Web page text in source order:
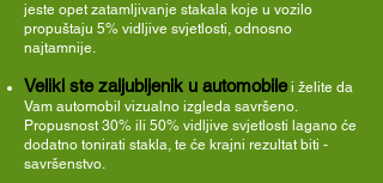
jeste opet zatamljivanje stakala koje u vozilo
propuštaju 5% vidljive svjetlosti, odnosno
najtamnije.
Veliki ste zaljubljenik u automobilei želite da
Vam automobil vizualno izgleda savršeno.
Propusnost 30% ili 50% vidljive svjetlosti lagano će
dodatno tonirati stakla, te će krajni rezultat biti -
savršenstvo.